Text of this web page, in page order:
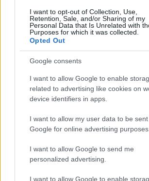
I want to opt-out of Collection, Use,
Retention, Sale, and/or Sharing of my
Personal Data that Is Unrelated with
Purposes for which it was collected.
Opted Out
Google consents
I want to allow Google to enable
related to advertising like cookies on
device identifiers in apps.
I want to allow my user data to be
Google for online advertising purposes.
I want to allow Google to send me
personalized advertising.
I want to allow Google to enable
„Persze, Lisa. Mi a helyzet?”
Elmondtam neki mindent, ő pedig segített.
Másnap Jake közölte, hogy elmegy a
volt szükségem.
„Jó szórakozást, Jake” mondtam, és
természetesen hangozni.
Diszkréten követtem a kávézóig, ahol a
Távolról figyeltem, és vártam a megfelelő